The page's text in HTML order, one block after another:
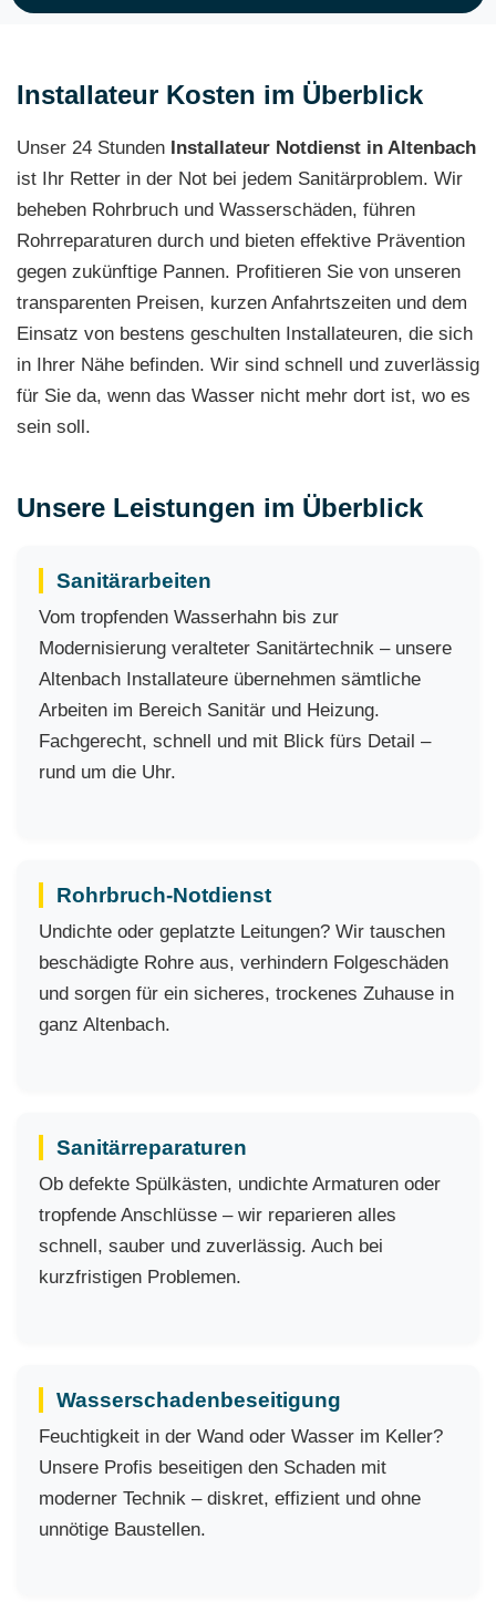
Installateur Kosten im Überblick
Unser 24 Stunden Installateur Notdienst in Altenbach
ist Ihr Retter in der Not bei jedem Sanitärproblem. Wir
beheben Rohrbruch und Wasserschäden, führen
Rohrreparaturen durch und bieten effektive Prävention
gegen zukünftige Pannen. Profitieren Sie von unseren
transparenten Preisen, kurzen Anfahrtszeiten und dem
Einsatz von bestens geschulten Installateuren, die sich
in Ihrer Nähe befinden. Wir sind schnell und zuverlässig
für Sie da, wenn das Wasser nicht mehr dort ist, wo es
sein soll.
Unsere Leistungen im Überblick
Sanitärarbeiten
Vom tropfenden Wasserhahn bis zur
Modernisierung veralteter Sanitärtechnik – unsere
Altenbach Installateure übernehmen sämtliche
Arbeiten im Bereich Sanitär und Heizung.
Fachgerecht, schnell und mit Blick fürs Detail –
rund um die Uhr.
Rohrbruch-Notdienst
Undichte oder geplatzte Leitungen? Wir tauschen
beschädigte Rohre aus, verhindern Folgeschäden
und sorgen für ein sicheres, trockenes Zuhause in
ganz Altenbach.
Sanitärreparaturen
Ob defekte Spülkästen, undichte Armaturen oder
tropfende Anschlüsse – wir reparieren alles
schnell, sauber und zuverlässig. Auch bei
kurzfristigen Problemen.
Wasserschadenbeseitigung
Feuchtigkeit in der Wand oder Wasser im Keller?
Unsere Profis beseitigen den Schaden mit
moderner Technik – diskret, effizient und ohne
unnötige Baustellen.